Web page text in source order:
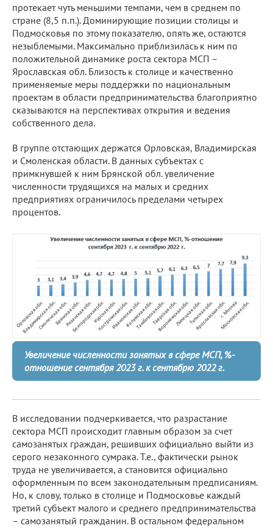
протекает чуть меньшими темпами, чем в среднем по
стране (8,5 п.п.). Доминирующие позиции столицы и
Подмосковья по этому показателю, опять же, остаются
незыблемыми. Максимально приблизилась к ним по
положительной динамике роста сектора МСП –
Ярославская обл. Близость к столице и качественно
применяемые меры поддержки по национальным
проектам в области предпринимательства благоприятно
сказываются на перспективах открытия и ведения
собственного дела.
В группе отстающих держатся Орловская, Владимирская
и Смоленская области. В данных субъектах с
примкнувшей к ним Брянской обл. увеличение
численности трудящихся на малых и средних
предприятиях ограничилось пределами четырех
процентов.
Увеличение численности занятых в сфере МСП, %-
отношение сентября 2023 г. к сентябрю 2022 г.
В исследовании подчеркивается, что разрастание
сектора МСП происходит главным образом за счет
самозанятых граждан, решивших официально выйти из
серого незаконного сумрака. Т.е., фактически рынок
труда не увеличивается, а становится официально
оформленным по всем законодательным предписаниям.
Но, к слову, только в столице и Подмосковье каждый
третий субъект малого и среднего предпринимательства
– самозанятый гражданин. В остальном федеральном